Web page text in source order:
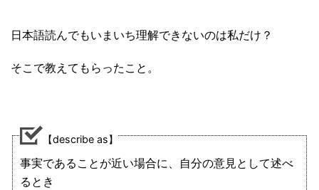
日本語読んでもいまいち理解できないのは私だけ？
そこで教えてもらったこと。
【describe as】
事実であることが近い場合に、自分の意見として述べ
るとき